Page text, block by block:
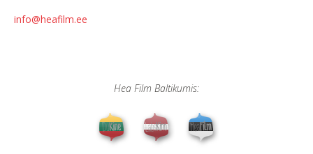
info@heafilm.ee
Hea Film Baltikumis: